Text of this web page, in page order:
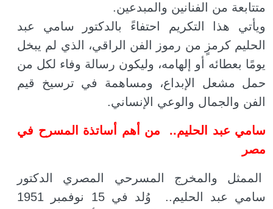
متتابعة من الفنانين والمبدعين.
ويأتي هذا التكريم احتفاءً بالدكتور سامي عبد
الحليم كرمزٍ من رموز الفن الراقي، الذي لم يبخل
يومًا بعطائه أو إلهامه، وليكون رسالة وفاء لكل من
حمل مشعل الإبداع، ومساهمة في ترسيخ قيم
الفن والجمال والوعي الإنساني.
سامي عبد الحليم.. من أهم أساتذة المسرح في
مصر
الممثل والمخرج المسرحي المصري الدكتور
سامي عبد الحليم.. وُلد في 15 نوفمبر 1951